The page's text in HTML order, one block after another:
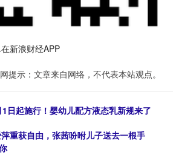
新浪财经APP
提示：文章来自网络，不代表本站观点。
日起施行！婴幼儿配方液态乳新规来了
重获自由，张茜吩咐儿子送去一根手